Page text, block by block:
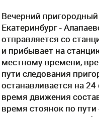
Вечерний
Екатеринбург -
отправляется со
и прибывает на
местному времени,
пути следования
останавливается на
время движения
время стоянок по